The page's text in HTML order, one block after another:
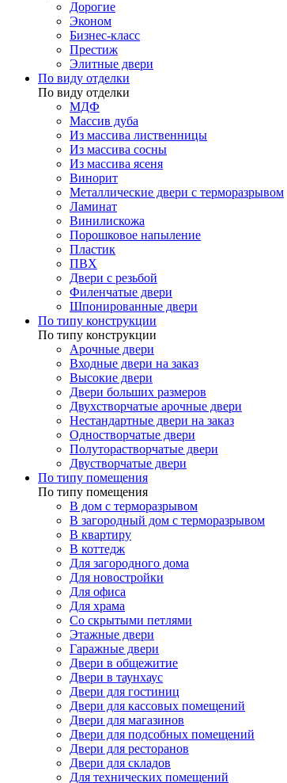
Дорогие
Эконом
Бизнес-класс
Престиж
Элитные двери
По виду отделки
По виду отделки
МДФ
Массив дуба
Из массива лиственницы
Из массива сосны
Из массива ясеня
Винорит
Металлические двери с терморазрывом
Ламинат
Винилискожа
Порошковое напыление
Пластик
ПВХ
Двери с резьбой
Филенчатые двери
Шпонированные двери
По типу конструкции
По типу конструкции
Арочные двери
Входные двери на заказ
Высокие двери
Двери больших размеров
Двухстворчатые арочные двери
Нестандартные двери на заказ
Одностворчатые двери
Полуторастворчатые двери
Двустворчатые двери
По типу помещения
По типу помещения
В дом с терморазрывом
В загородный дом с терморазрывом
В квартиру
В коттедж
Для загородного дома
Для новостройки
Для офиса
Для храма
Со скрытыми петлями
Этажные двери
Гаражные двери
Двери в общежитие
Двери в таунхаус
Двери для гостиниц
Двери для кассовых помещений
Двери для магазинов
Двери для подсобных помещений
Двери для ресторанов
Двери для складов
Для технических помещений